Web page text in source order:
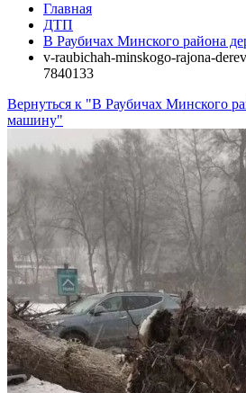
Главная
ДТП
В Раубичах Минского района
v-raubichah-minskogo-rajona-
7840133
Вернуться к "В Раубичах Минского
машину"